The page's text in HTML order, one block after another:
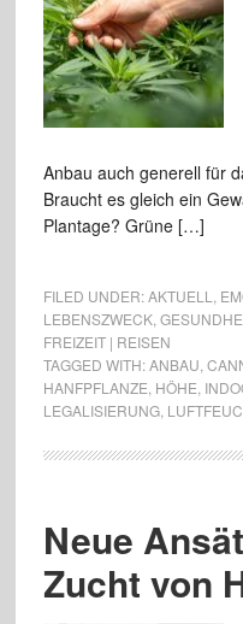
Anbau auch generell für
Braucht es gleich ein
Plantage? Grüne […]
FILED UNDER:AKTUELL
LEBENSZWECK,
FREIZEIT | REISEN
TAGGED WITH:ANBAU
HANFPFLANZE HÖHE
LEGALISIERUNG,
Neue
Zucht von